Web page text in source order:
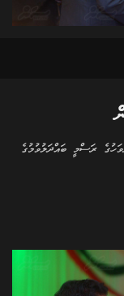
53 ވަނަ މިނިވަންދުވަހުގެ ރަސްމީ ބައްދަލުވުމުގެ